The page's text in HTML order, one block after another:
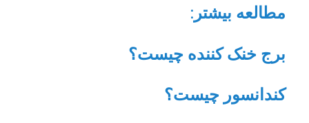
مطالعه بیشتر :
برج خنک کننده چیست؟
کندانسور چیست؟